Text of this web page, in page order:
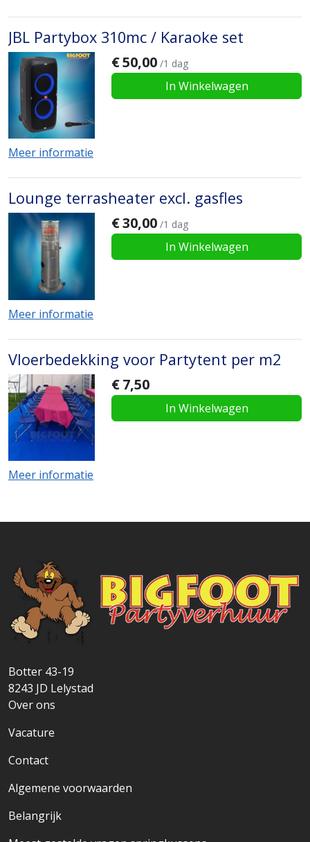
JBL Partybox 310mc / Karaoke set
€50,00 /1 dag
In Winkelwagen
Meer informatie
Lounge terrasheater excl. gasfles
€30,00 /1 dag
In Winkelwagen
Meer informatie
Vloerbedekking voor Partytent per m2
€7,50
In Winkelwagen
Meer informatie
Botter 43-19
8243 JD Lelystad
Over ons
Vacature
Contact
Algemene voorwaarden
Belangrijk